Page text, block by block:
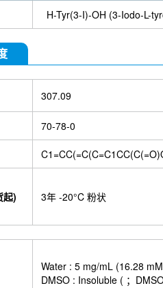
H-Tyr(3-I)-OH (3-Iodo-L-
307.09
70-78-0
起) 3年 -20°C 粉状
Water : 5 mg/mL (16.28
DMSO : Insoluble ( ；